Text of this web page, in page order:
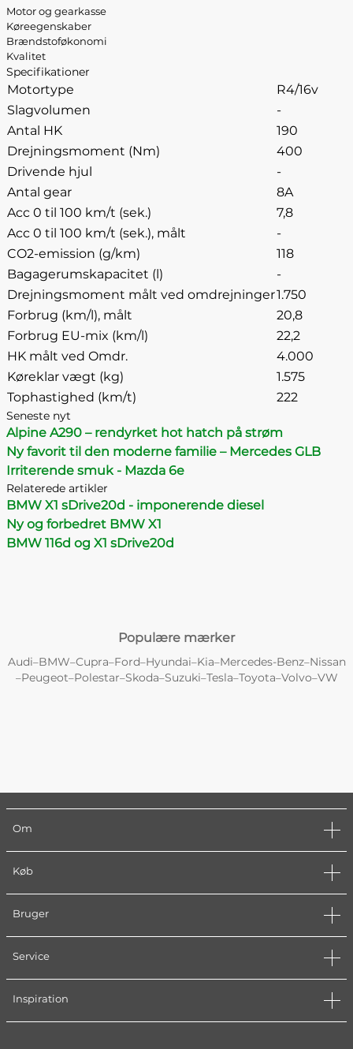
Motor og gearkasse
Køreegenskaber
Brændstoføkonomi
Kvalitet
Specifikationer
Motortype
R4/16v
Slagvolumen
-
Antal HK
190
Drejningsmoment (Nm)
400
Drivende hjul
-
Antal gear
8A
Acc 0 til 100 km/t (sek.)
7,8
Acc 0 til 100 km/t (sek.), målt
-
CO2-emission (g/km)
118
Bagagerumskapacitet (l)
-
Drejningsmoment målt ved omdrejninger1.750
Forbrug (km/l), målt
20,8
Forbrug EU-mix (km/l)
22,2
HK målt ved Omdr.
4.000
Køreklar vægt (kg)
1.575
Tophastighed (km/t)
222
Seneste nyt
Alpine A290 – rendyrket hot hatch på strøm
Ny favorit til den moderne familie – Mercedes GLB
Irriterende smuk - Mazda 6e
Relaterede artikler
BMW X1 sDrive20d - imponerende diesel
Ny og forbedret BMW X1
BMW 116d og X1 sDrive20d
Populære mærker
Audi–BMW–Cupra–Ford–Hyundai–Kia–Mercedes-Benz–Nissan
–Peugeot–Polestar–Skoda–Suzuki–Tesla–Toyota–Volvo–VW
Om
Køb
Bruger
Service
Inspiration